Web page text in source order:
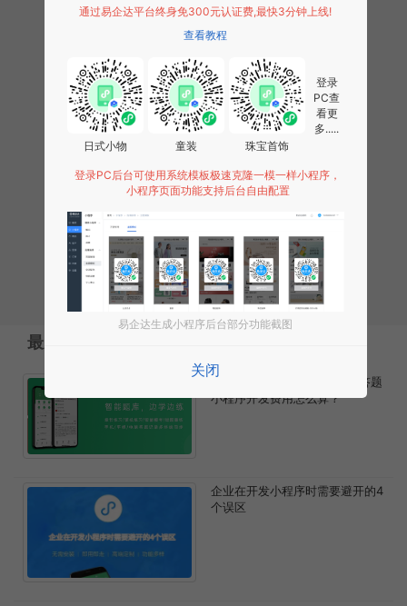
交通
快递邮政
政务
体育
商业
最新文章
答题小程序开发需要多少钱?答题
小程序开发费用怎么算？
企业在开发小程序时需要避开的4
个误区
通过易企达平台终身免300元认证费,最快3分钟上线!
查看教程
日式小物 童装 珠宝首饰
登录
PC查
看更
多.....
登录PC后台可使用系统模板极速克隆一模一样小程序，
小程序页面功能支持后台自由配置
易企达生成小程序后台部分功能截图
关闭